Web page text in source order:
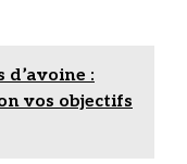
:
vos objectifs